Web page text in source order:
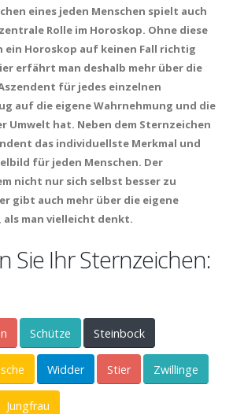
eines jeden Menschen spielt auch
Rolle im Horoskop. Ohne diese
ein Horoskop auf keinen Fall richtig
erfährt man deshalb mehr über die
für jedes einzelnen
auf die eigene Wahrnehmung und die
Umwelt hat. Neben dem Sternzeichen
das individuellste Merkmal und
für jeden Menschen. Der
nicht nur sich selbst besser zu
gibt auch mehr über die eigene
man vielleicht denkt.
Sie Ihr Sternzeichen:
Schütze Steinbock
Widder Stier Zwillinge
Jungfrau